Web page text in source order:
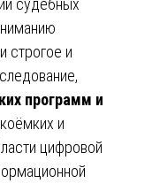
судебных
строгое и
программ и
и
цифровой